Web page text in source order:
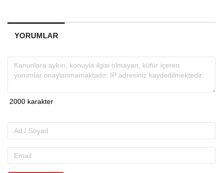
YORUMLAR